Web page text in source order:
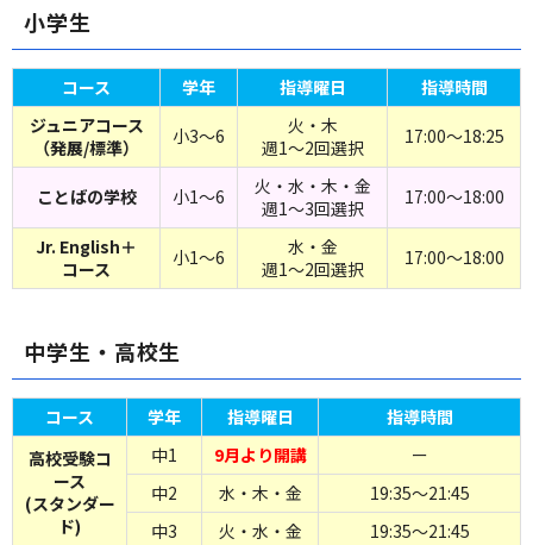
小学生
コース 学年 指導曜日
指導時間
ジュニアコース
（発展/標準）
小3～6
火・木
週1～2回選択
17:00～18:25
ことばの学校 小1～6
火・水・木・金
週1～3回選択
17:00～18:00
Jr. English＋
コース
小1～6
水・金
週1～2回選択
17:00～18:00
中学生・高校生
コース 学年 指導曜日
指導時間
高校受験コ
ース
(スタンダー
ド)
中1 9月より開講
ー
中2
水・木・金
19:35～21:45
中3
火・水・金 19:35～21:45